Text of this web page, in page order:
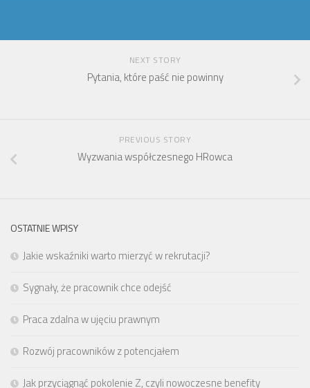
NEXT STORY
Pytania, które paść nie powinny
PREVIOUS STORY
Wyzwania współczesnego HRowca
OSTATNIE WPISY
Jakie wskaźniki warto mierzyć w rekrutacji?
Sygnały, że pracownik chce odejść
Praca zdalna w ujęciu prawnym
Rozwój pracowników z potencjałem
Jak przyciągnąć pokolenie Z, czyli nowoczesne benefity